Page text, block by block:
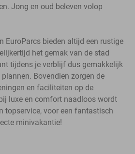
Jong en oud beleven volop
EuroParcs bieden altijd een rustige
het gemak van de stad
tijdens je verblijf dus gemakkelijk
Bovendien zorgen de
en faciliteiten op de
luxe en comfort naadloos wordt
topservice, voor een fantastisch
minivakantie!